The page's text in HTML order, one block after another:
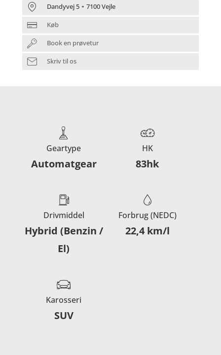
Dandyvej 5 7100 Vejle
Køb
Book en prøvetur
Skriv til os
Geartype
Automatgear
HK
83hk
Drivmiddel
Hybrid (Benzin /
El)
Forbrug (NEDC)
22,4 km/l
Karosseri
SUV